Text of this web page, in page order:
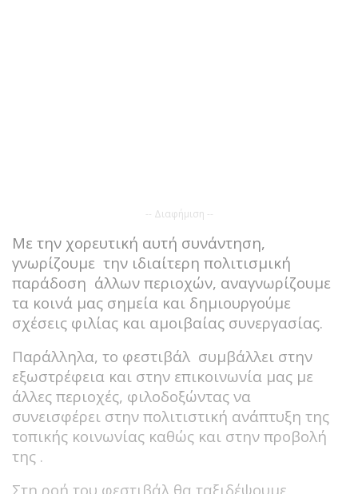
-- Διαφήμιση --
Με την χορευτική αυτή συνάντηση,
γνωρίζουμε την ιδιαίτερη πολιτισμική
παράδοση άλλων περιοχών, αναγνωρίζουμε
τα κοινά μας σημεία και δημιουργούμε
σχέσεις φιλίας και αμοιβαίας συνεργασίας.
Παράλληλα, το φεστιβάλ συμβάλλει στην
εξωστρέφεια και στην επικοινωνία μας με
άλλες περιοχές, φιλοδοξώντας να
συνεισφέρει στην πολιτιστική ανάπτυξη της
τοπικής κοινωνίας καθώς και στην προβολή
της .
Στη ροή του φεστιβάλ θα ταξιδέψουμε